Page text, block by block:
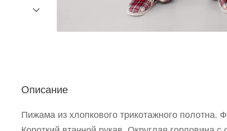
Описание
Пижама из хлопкового трикотажного полотна.